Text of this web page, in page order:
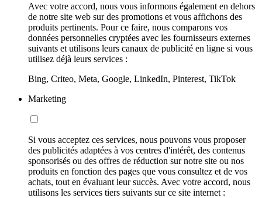
Avec votre accord, nous vous informons également en dehors
de notre site web sur des promotions et vous affichons des
produits pertinents. Pour ce faire, nous comparons vos
données personnelles cryptées avec les fournisseurs externes
suivants et utilisons leurs canaux de publicité en ligne si vous
utilisez déjà leurs services :
Bing, Criteo, Meta, Google, LinkedIn, Pinterest, TikTok
Marketing
Si vous acceptez ces services, nous pouvons vous proposer
des publicités adaptées à vos centres d'intérêt, des contenus
sponsorisés ou des offres de réduction sur notre site ou nos
produits en fonction des pages que vous consultez et de vos
achats, tout en évaluant leur succès. Avec votre accord, nous
utilisons les services tiers suivants sur ce site internet :